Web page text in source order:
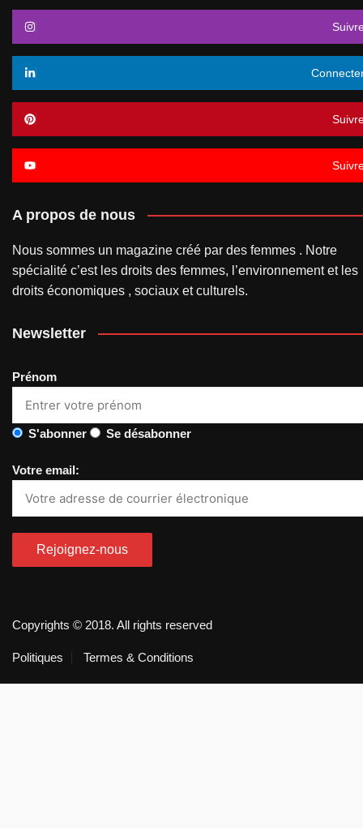
A propos de nous
Nous sommes un magazine créé par des femmes . Notre
spécialité c’est les droits des femmes, l’environnement et les
droits économiques , sociaux et culturels.
Newsletter
Prénom
S'abonner Se désabonner
Votre email:
Copyrights © 2018. All rights reserved
Politiques Termes & Conditions